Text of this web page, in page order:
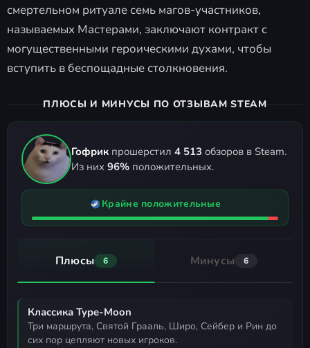
смертельном ритуале семь магов-участников,
называемых Мастерами, заключают контракт с
могущественными героическими духами, чтобы
вступить в беспощадные столкновения.
ПЛЮСЫ И МИНУСЫ ПО ОТЗЫВАМ STEAM
Гофрик прошерстил 4 513 обзоров в Steam.
Из них 96% положительных.
Крайне положительные
Плюсы 6 Минусы 6
Классика Type-Moon
три маршрута, Святой Грааль, Широ, Сейбер и Рин до
сих пор цепляют новых игроков.